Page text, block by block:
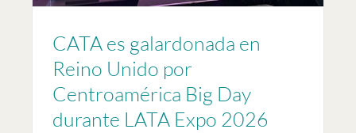
CATA es galardonada en
Reino Unido por
Centroamérica Big Day
durante LATA Expo 2026